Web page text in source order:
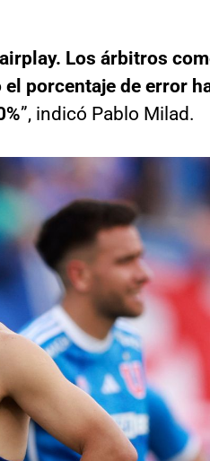
Los árbitros
porcentaje de error
”, indicó Pablo Milad.